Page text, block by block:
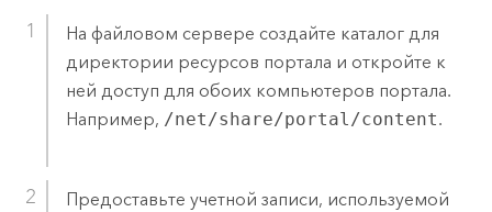
На файловом сервере создайте каталог для
директории ресурсов портала и откройте к
ней доступ для обоих компьютеров портала.
Например, /net/share/portal/content.
Предоставьте учетной записи, используемой